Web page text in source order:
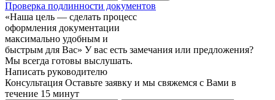
Проверка подлинности документов
«Наша цель — сделать процесс
оформления документации
максимально удобным и
быстрым для Вас» У вас есть замечания или предложения?
Мы всегда готовы выслушать.
Написать руководителю
Консультация Оставьте заявку и мы свяжемся с Вами в
течение 15 минут